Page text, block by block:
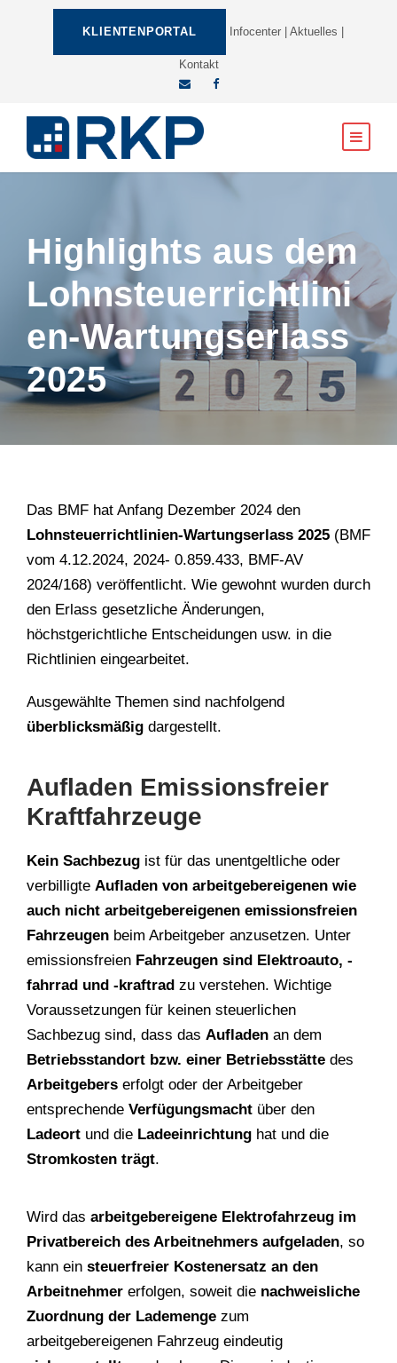
KLIENTENPORTAL Infocenter| Aktuelles
Kontakt
Highlights aus dem
Lohnsteuerrichtlini
en-Wartungserlass
2025
Das BMF hat Anfang Dezember 2024 den
Lohnsteuerrichtlinien-Wartungserlass 2025 (BMF
vom 4.12.2024, 2024- 0.859.433, BMF-AV
2024/168) veröffentlicht. Wie gewohnt wurden durch
den Erlass gesetzliche Änderungen,
höchstgerichtliche Entscheidungen usw. in die
Richtlinien eingearbeitet.
Ausgewählte Themen sind nachfolgend
überblicksmäßig dargestellt.
Aufladen Emissionsfreier
Kraftfahrzeuge
Kein Sachbezug ist für das unentgeltliche oder
verbilligte Aufladen von arbeitgebereigenen wie
auch nicht arbeitgebereigenen emissionsfreien
Fahrzeugen beim Arbeitgeber anzusetzen. Unter
emissionsfreien Fahrzeugen sind Elektroauto, -
fahrrad und -kraftrad zu verstehen. Wichtige
Voraussetzungen für keinen steuerlichen
Sachbezug sind, dass das Aufladen an dem
Betriebsstandort bzw. einer Betriebsstätte des
Arbeitgebers erfolgt oder der Arbeitgeber
entsprechende Verfügungsmacht über den
Ladeort und die Ladeeinrichtung hat und die
Stromkosten trägt.
Wird das arbeitgebereigene Elektrofahrzeug im
Privatbereich des Arbeitnehmers aufgeladen, so
kann ein steuerfreier Kostenersatz an den
Arbeitnehmer erfolgen, soweit die nachweisliche
Zuordnung der Lademenge zum
arbeitgebereigenen Fahrzeug eindeutig